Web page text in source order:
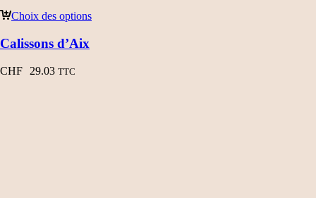
Choix des options
Calissons d’Aix
CHF 29.03 TTC